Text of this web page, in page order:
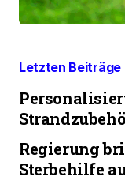
Letzten Beiträge
Regierung
Sterbehilfe